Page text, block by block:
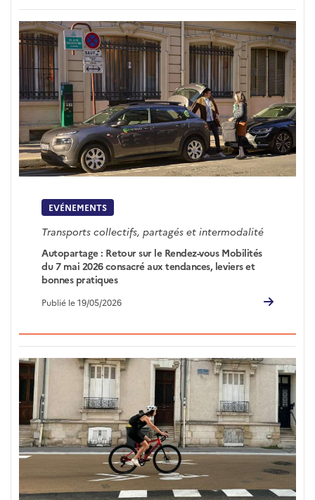
EVÉNEMENTS
Transports collectifs, partagés et intermodalité
Autopartage : Retour sur le Rendez-vous Mobilités
du 7 mai 2026 consacré aux tendances, leviers et
bonnes pratiques
Publié le 19/05/2026